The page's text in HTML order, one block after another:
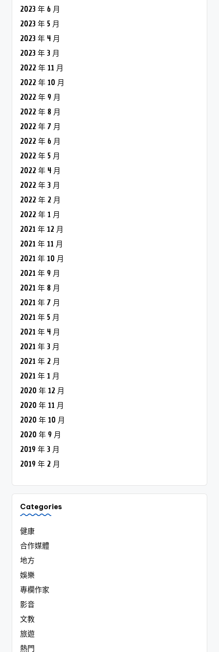
2023 年 6 月
2023 年 5 月
2023 年 4 月
2023 年 3 月
2022 年 11 月
2022 年 10 月
2022 年 9 月
2022 年 8 月
2022 年 7 月
2022 年 6 月
2022 年 5 月
2022 年 4 月
2022 年 3 月
2022 年 2 月
2022 年 1 月
2021 年 12 月
2021 年 11 月
2021 年 10 月
2021 年 9 月
2021 年 8 月
2021 年 7 月
2021 年 5 月
2021 年 4 月
2021 年 3 月
2021 年 2 月
2021 年 1 月
2020 年 12 月
2020 年 11 月
2020 年 10 月
2020 年 9 月
2019 年 3 月
2019 年 2 月
Categories
健康
合作媒體
地方
娛樂
專欄作家
影音
文教
旅遊
熱門